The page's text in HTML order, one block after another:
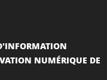
NUMÉRIQUE DE